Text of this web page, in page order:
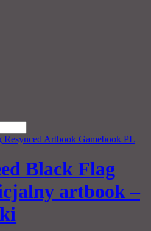
Black Flag
artbook –